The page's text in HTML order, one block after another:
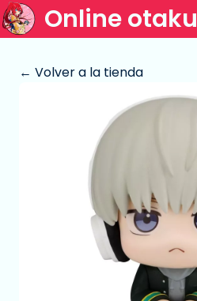
Online otaku
← Volver a la tienda